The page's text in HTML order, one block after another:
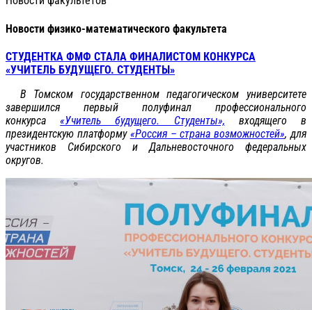
Новости физико-математического факультета
СТУДЕНТКА ФМФ СТАЛА ФИНАЛИСТОМ КОНКУРСА
«УЧИТЕЛЬ БУДУЩЕГО. СТУДЕНТЫ»
В Томском государственном педагогическом университете
завершился первый полуфинал профессионального
конкурса«Учитель будущего. Студенты», входящего в
президентскую платформу «Россия – страна возможностей», для
участников Сибирского и Дальневосточного федеральных
округов.